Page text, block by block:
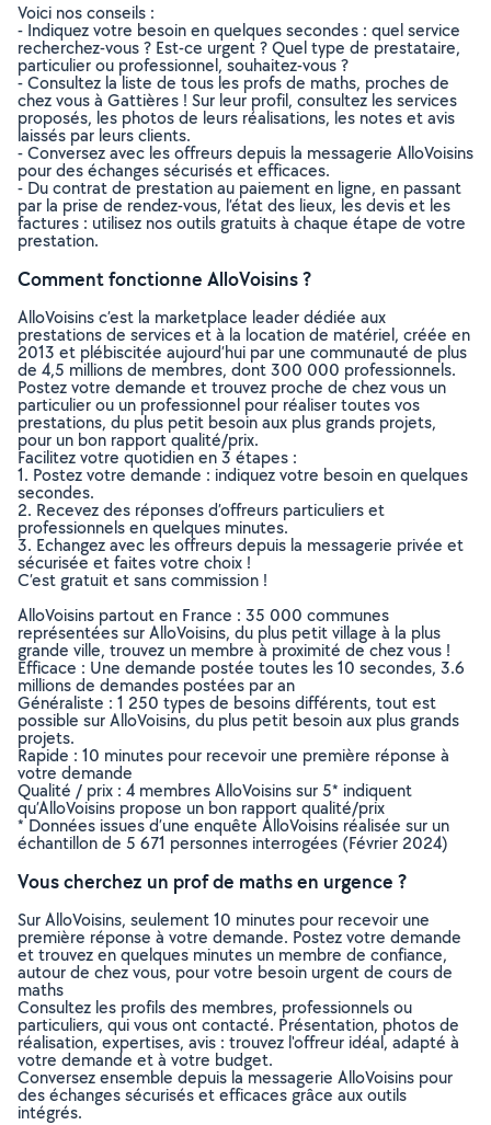
Voici nos conseils :
- Indiquez votre besoin en quelques secondes : quel service
recherchez-vous ? Est-ce urgent ? Quel type de prestataire,
particulier ou professionnel, souhaitez-vous ?
- Consultez la liste de tous les profs de maths, proches de
chez vous à Gattières ! Sur leur profil, consultez les services
proposés, les photos de leurs réalisations, les notes et avis
laissés par leurs clients.
- Conversez avec les offreurs depuis la messagerie AlloVoisins
pour des échanges sécurisés et efficaces.
- Du contrat de prestation au paiement en ligne, en passant
par la prise de rendez-vous, l’état des lieux, les devis et les
factures : utilisez nos outils gratuits à chaque étape de votre
prestation.
Comment fonctionne AlloVoisins ?
AlloVoisins c’est la marketplace leader dédiée aux
prestations de services et à la location de matériel, créée en
2013 et plébiscitée aujourd’hui par une communauté de plus
de 4,5 millions de membres, dont 300 000 professionnels.
Postez votre demande et trouvez proche de chez vous un
particulier ou un professionnel pour réaliser toutes vos
prestations, du plus petit besoin aux plus grands projets,
pour un bon rapport qualité/prix.
Facilitez votre quotidien en 3 étapes :
1. Postez votre demande : indiquez votre besoin en quelques
secondes.
2. Recevez des réponses d’offreurs particuliers et
professionnels en quelques minutes.
3. Echangez avec les offreurs depuis la messagerie privée et
sécurisée et faites votre choix !
C’est gratuit et sans commission !
AlloVoisins partout en France : 35 000 communes
représentées sur AlloVoisins, du plus petit village à la plus
grande ville, trouvez un membre à proximité de chez vous !
Efficace : Une demande postée toutes les 10 secondes, 3.6
millions de demandes postées par an
Généraliste : 1 250 types de besoins différents, tout est
possible sur AlloVoisins, du plus petit besoin aux plus grands
projets.
Rapide : 10 minutes pour recevoir une première réponse à
votre demande
Qualité / prix : 4 membres AlloVoisins sur 5* indiquent
qu’AlloVoisins propose un bon rapport qualité/prix
* Données issues d’une enquête AlloVoisins réalisée sur un
échantillon de 5 671 personnes interrogées (Février 2024)
Vous cherchez un prof de maths en urgence ?
Sur AlloVoisins, seulement 10 minutes pour recevoir une
première réponse à votre demande. Postez votre demande
et trouvez en quelques minutes un membre de confiance,
autour de chez vous, pour votre besoin urgent de cours de
maths
Consultez les profils des membres, professionnels ou
particuliers, qui vous ont contacté. Présentation, photos de
réalisation, expertises, avis : trouvez l'offreur idéal, adapté à
votre demande et à votre budget.
Conversez ensemble depuis la messagerie AlloVoisins pour
des échanges sécurisés et efficaces grâce aux outils
intégrés.